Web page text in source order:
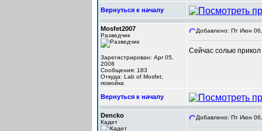
Вернуться к началу
Mosfet2007
Разведчик
Зарегистрирован: Apr 05,
2008
Сообщения: 183
Откуда: Lab of Mosfet,
помойка
Добавлено: Пт Июн
Сейчас солью
Вернуться к началу
Dencko
Кадет
Добавлено: Пт Июн